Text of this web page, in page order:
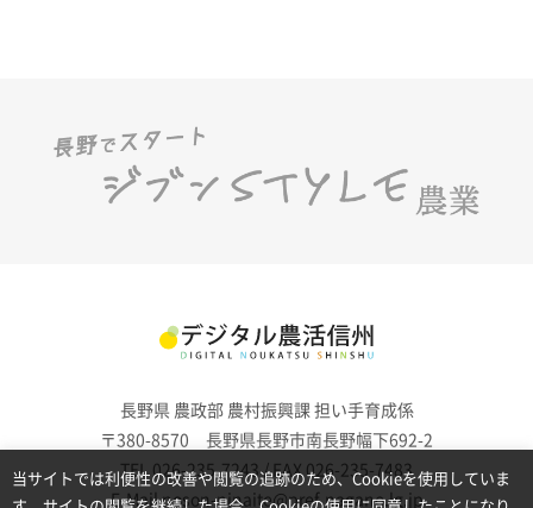
長野県 農政部 農村振興課 担い手育成係
〒380-8570 長野県長野市南長野幅下692-2
TEL 026-235-7243 / FAX 026-235-7483
E-Mail noson-ninaite@pref.nagano.lg.jp
当サイトでは利便性の改善や閲覧の追跡のため、Cookieを使用していま